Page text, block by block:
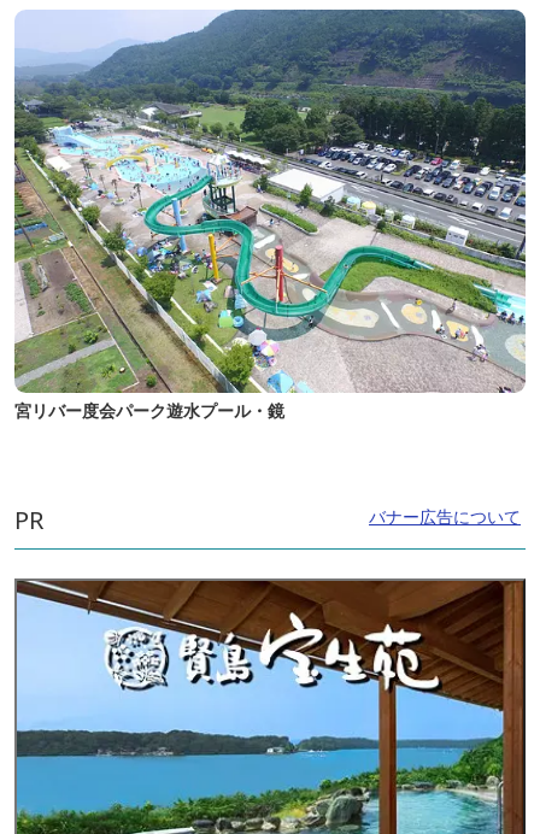
宮リバー度会パーク遊水プール・鏡
PR バナー広告について